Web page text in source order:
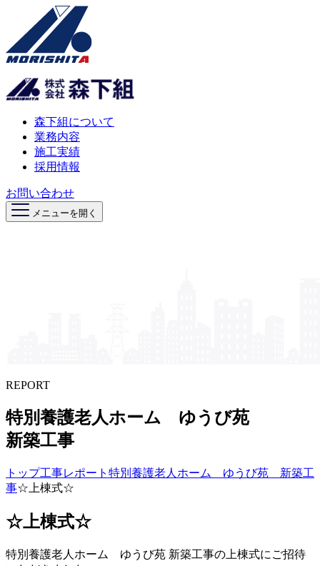
森下組について
業務内容
施工実績
採用情報
お問い合わせ
メニューを開く
REPORT
特別養護老人ホーム ゆう​び苑
新築工事
トップ工事レポート 特別養護老人ホーム ゆうび苑 新築工
事☆上棟式☆
☆上棟式☆
特別養護老人ホーム ゆうび苑 新築工事の上棟式にご招待